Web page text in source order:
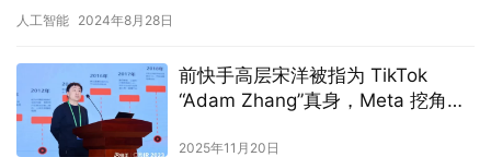
人工智能 2024年8月28日
前快手高层宋洋被指为 TikTok
“Adam Zhang”真身，Meta 挖角再
2025年11月20日